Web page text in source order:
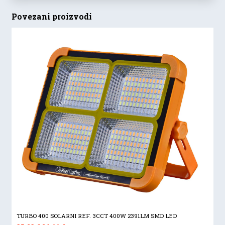
Povezani proizvodi
TURBO 400 SOLARNI REF. 3CCT 400W 2391LM SMD LED